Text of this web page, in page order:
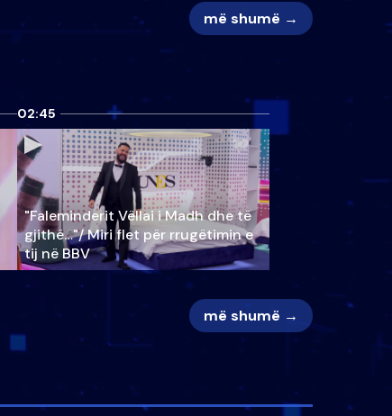
më shumë →
02:45
"Faleminderit Vëllai i Madh dhe të
gjithë…"/ Miri flet për rrugëtimin e
tij në BBV
më shumë →